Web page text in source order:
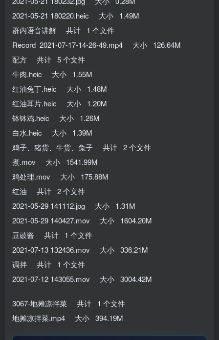
2021-05-21 180220.heic 大小 1.49M
群内语音讲解 共计 1 个文件
Record_2021-07-17-14-26-49.mp4 大小 126.64M
配方 共计 5 个文件
牛肉.heic 大小 1.55M
红油兔丁.heic 大小 1.48M
红油耳片.heic 大小 1.20M
钵钵鸡.heic 大小 1.26M
白水.heic 大小 1.39M
鸡子、猪货、牛货、兔子 共计 2 个文件
煮.mov 大小 1541.99M
鸡处理.mov 大小 175.88M
红油 共计 2 个文件
2021-05-29 141112.jpg 大小 1.31M
2021-05-29 140427.mov 大小 1604.20M
豆豉酱 共计 1 个文件
2021-07-13 132436.mov 大小 336.21M
调拌 共计 1 个文件
2021-07-12 143055.mov 大小 3004.42M
3067-地摊凉拌菜 共计 1 个文件
地摊凉拌菜.mp4 大小 394.19M